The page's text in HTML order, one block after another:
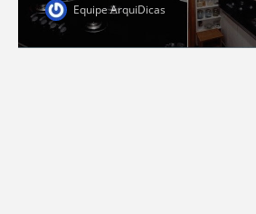
Equipe ArquiDicas